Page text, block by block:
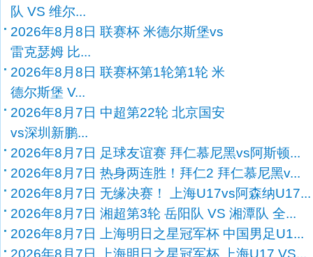
队 VS 维尔...
2026年8月8日 联赛杯 米德尔斯堡vs
雷克瑟姆 比...
2026年8月8日 联赛杯第1轮第1轮 米
德尔斯堡 V...
2026年8月7日 中超第22轮 北京国安
vs深圳新鹏...
2026年8月7日 足球友谊赛 拜仁慕尼黑vs阿斯顿...
2026年8月7日 热身两连胜！拜仁2 拜仁慕尼黑v...
2026年8月7日 无缘决赛！ 上海U17vs阿森纳U17...
2026年8月7日 湘超第3轮 岳阳队 VS 湘潭队 全...
2026年8月7日 上海明日之星冠军杯 中国男足U1...